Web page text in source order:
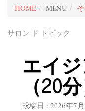
HOME MENU
サロン ド トピック
エイ
（20分
投稿日 : 2026年7